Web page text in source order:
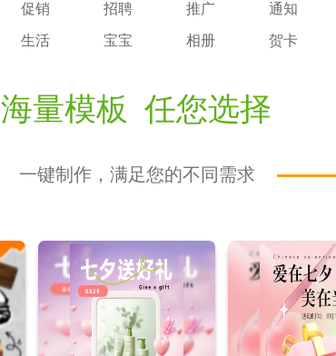
促销 招聘 推广 通知
生活 宝宝 相册 贺卡
海量模板 任您选择
一键制作，满足您的不同需求